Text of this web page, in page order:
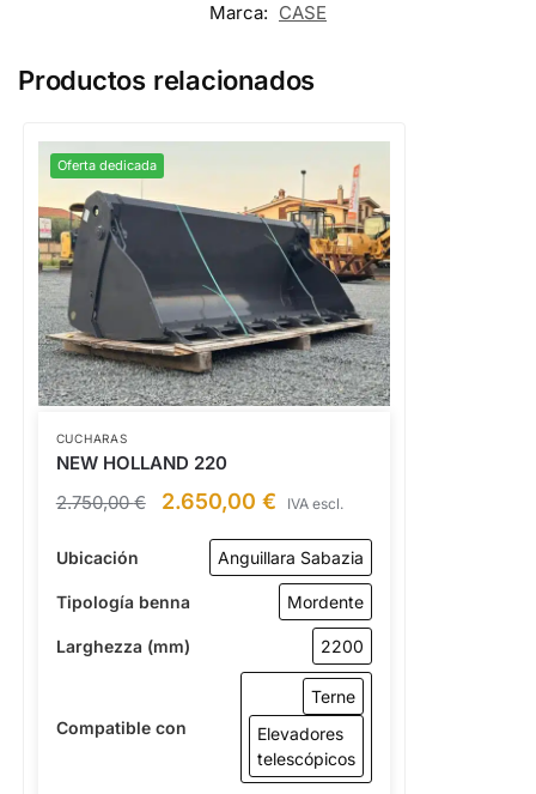
Marca: CASE
Productos relacionados
Oferta dedicada
CUCHARAS
NEW HOLLAND 220
2.750,00€ 2.650,00 € IVA escl.
Ubicación Anguillara Sabazia
Tipología benna Mordente
Larghezza (mm) 2200
Compatible con
Terne
Elevadores
telescópicos